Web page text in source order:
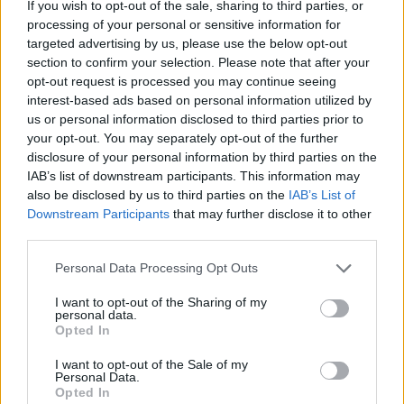
If you wish to opt-out of the sale, sharing to third parties, or
processing of your personal or sensitive information for
targeted advertising by us, please use the below opt-out
section to confirm your selection. Please note that after your
opt-out request is processed you may continue seeing
interest-based ads based on personal information utilized by
us or personal information disclosed to third parties prior to
your opt-out. You may separately opt-out of the further
disclosure of your personal information by third parties on the
IAB’s list of downstream participants. This information may
also be disclosed by us to third parties on the IAB’s List of
Downstream Participants that may further disclose it to other
Please note that this website/app uses one or more Google
not limited to your visit or usage behaviour. You may click to
grant or deny consent to Google and its third-party tags to
use your data for below specified purposes in below Google
consent section.
Personal Data Processing Opt Outs
I want to opt-out of the Sharing of my
personal data.
Opted In
I want to opt-out of the Sale of my
Personal Data.
Opted In
A magyar irodalmi élet egyik legnagyobb hagyományokkal
rendelkező szakmai elismerésében részesült Jánossy Lajos,
Szűcs Teri és Sophie Aude.
tovább
2024. 10. 08.|Kultúrpart
Csütörtökön kezdődik és október 20-áig tart a 13.